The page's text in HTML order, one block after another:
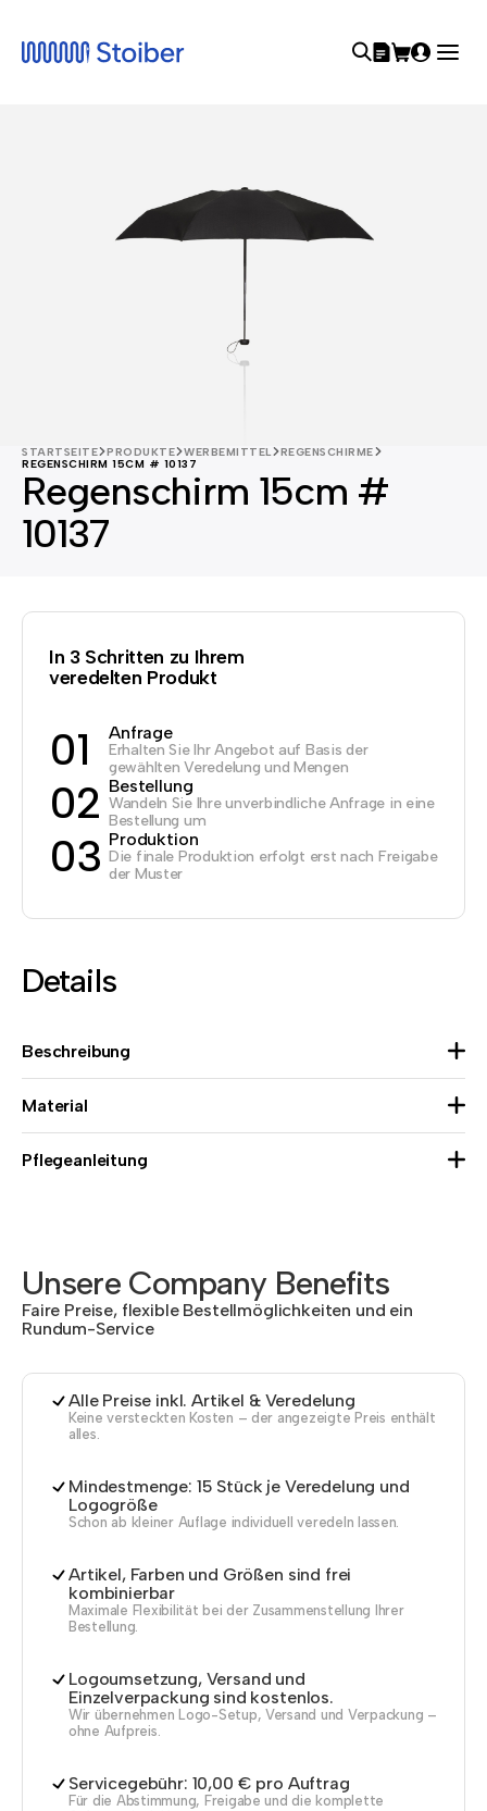
STARTSEITE PRODUKTE WERBEMITTEL
REGENSCHIRME
REGENSCHIRM 15CM # 10137
Regenschirm 15cm #
10137
In 3 Schritten zu Ihrem
veredelten Produkt
01 Anfrage
Erhalten Sie Ihr Angebot auf Basis der
gewählten Veredelung und Mengen
02 Bestellung
Wandeln Sie Ihre unverbindliche Anfrage in eine
Bestellung um
03 Produktion
Die finale Produktion erfolgt erst nach Freigabe
der Muster
Details
Beschreibung
Material
Pflegeanleitung
Unsere Company Benefits
Faire Preise, flexible Bestellmöglichkeiten und ein
Rundum-Service
Alle Preise inkl. Artikel & Veredelung
Keine versteckten Kosten – der angezeigte Preis enthält
alles.
Mindestmenge: 15 Stück je Veredelung und
Logogröße
Schon ab kleiner Auflage individuell veredeln lassen.
Artikel, Farben und Größen sind frei
kombinierbar
Maximale Flexibilität bei der Zusammenstellung Ihrer
Bestellung.
Logoumsetzung, Versand und
Einzelverpackung sind kostenlos.
Wir übernehmen Logo-Setup, Versand und Verpackung –
ohne Aufpreis.
Servicegebühr: 10,00 € pro Auftrag
Für die Abstimmung, Freigabe und die komplette